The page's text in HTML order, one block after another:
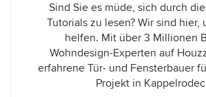
Sind Sie es müde, sich durch
Tutorials zu lesen? Wir sind hier,
helfen. Mit über 3 Millionen
Wohndesign-Experten auf
erfahrene Tür- und Fensterbauer
Projekt in